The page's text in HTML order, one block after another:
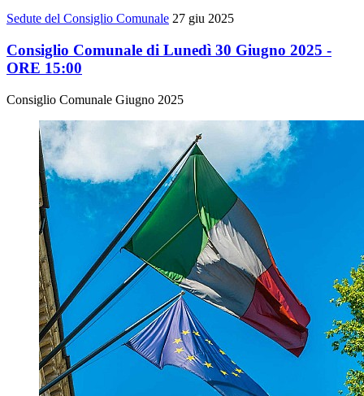
Sedute del Consiglio Comunale 27 giu 2025
Consiglio Comunale di Lunedì 30 Giugno 2025 -
ORE 15:00
Consiglio Comunale Giugno 2025